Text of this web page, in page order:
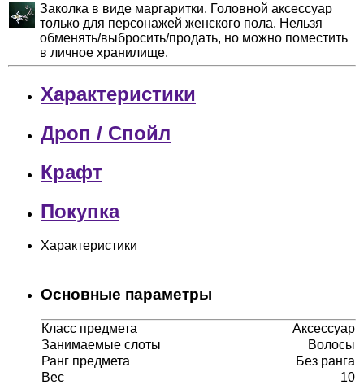
Заколка в виде маргаритки. Головной аксессуар
только для персонажей женского пола. Нельзя
обменять/выбросить/продать, но можно поместить
в личное хранилище.
Характеристики
Дроп / Спойл
Крафт
Покупка
Характеристики
Основные параметры
Класс предмета
Аксессуар
Занимаемые слоты
Волосы
Ранг предмета
Без ранга
Вес
10